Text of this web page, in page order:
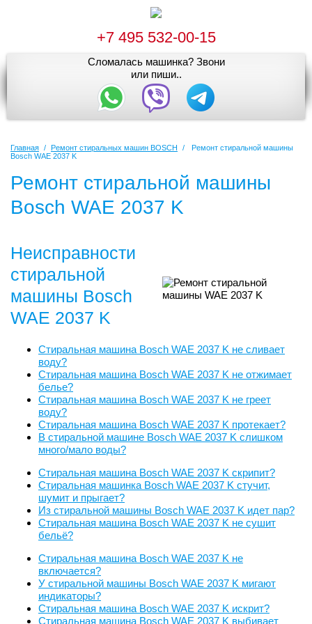
+7 495 532-00-15
Сломалась машинка? Звони
или пиши..
Главная / Ремонт стиральных машин BOSCH /
Ремонт стиральной машины
Bosch WAE 2037 K
Ремонт стиральной машины
Bosch WAE 2037 K
Неисправности
стиральной
машины Bosch
WAE 2037 K
Стиральная машина Bosch WAE 2037 K не сливает
воду?
Стиральная машина Bosch WAE 2037 K не отжимает
белье?
Стиральная машина Bosch WAE 2037 K не греет
воду?
Стиральная машина Bosch WAE 2037 K протекает?
В стиральной машине Bosch WAE 2037 K слишком
много/мало воды?
Стиральная машина Bosch WAE 2037 K скрипит?
Стиральная машинка Bosch WAE 2037 K стучит,
шумит и прыгает?
Из стиральной машины Bosch WAE 2037 K идет пар?
Стиральная машина Bosch WAE 2037 K не сушит
бельё?
Стиральная машина Bosch WAE 2037 K не
включается?
У стиральной машины Bosch WAE 2037 K мигают
индикаторы?
Стиральная машина Bosch WAE 2037 K искрит?
Стиральная машина Bosch WAE 2037 K выбивает